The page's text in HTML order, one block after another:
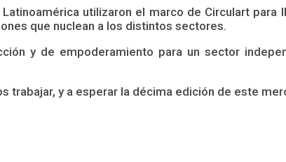
utilizaron el marco de Circulart
que nuclean a los distintos sectores.
y de empoderamiento para un sector
trabajar, y a esperar la décima edición de este